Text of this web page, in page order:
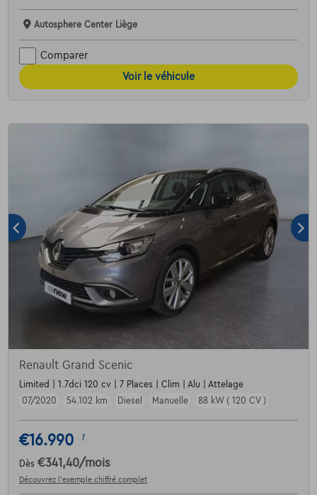
Autosphere Center Liège
Comparer
Voir le véhicule
Renault Grand Scenic
Limited | 1.7dci 120 cv | 7 Places | Clim | Alu | Attelage
07/2020
54.102 km Diesel Manuelle 88 kW ( 120 CV )
€16.990 1
Dès €341,40/mois
Découvrez l’exemple chiffré complet